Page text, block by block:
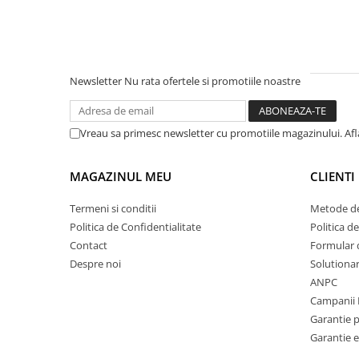
Newsletter Nu rata ofertele si promotiile noastre
Vreau sa primesc newsletter cu promotiile magazinului.
MAGAZINUL MEU
Termeni si conditii
Politica de Confidentialitate
Contact
Despre noi
CLIENTI
Metode
Politica
Formular
ANPC
Garantie
Garantie